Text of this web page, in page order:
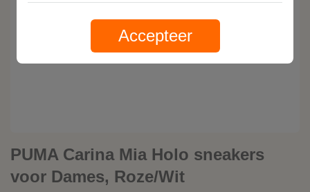
PUMA Carina Mia Holo sneakers
voor Dames, Roze/Wit
Accepteer